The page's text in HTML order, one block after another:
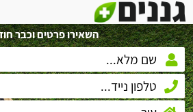
השאירו פרטים וכבר